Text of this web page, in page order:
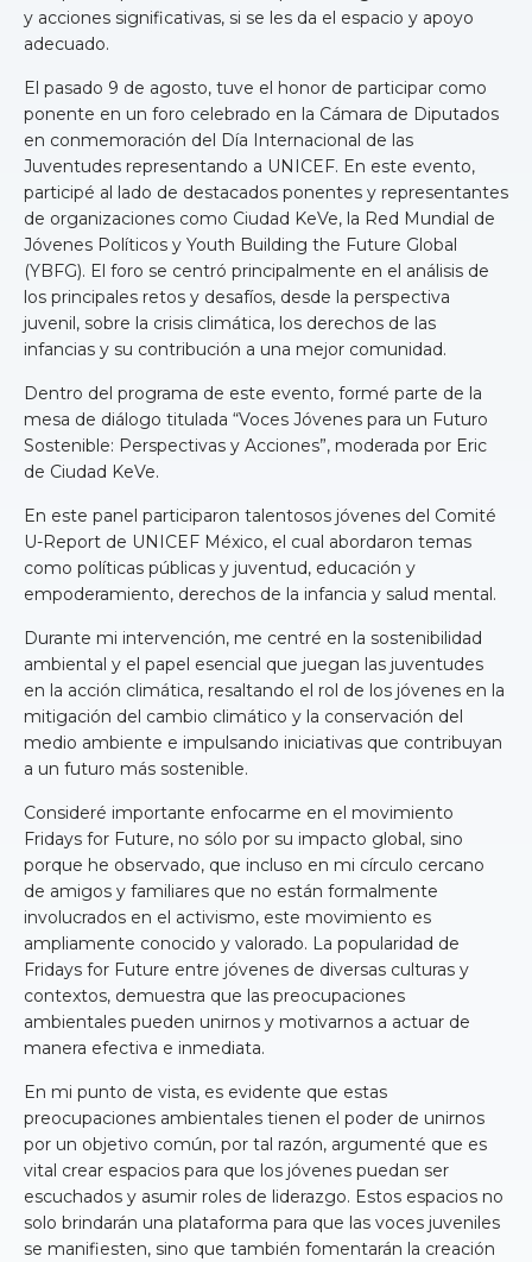
y acciones significativas, si se les da el espacio y apoyo
adecuado.
El pasado 9 de agosto, tuve el honor de participar como
ponente en un foro celebrado en la Cámara de Diputados
en conmemoración del Día Internacional de las
Juventudes representando a UNICEF. En este evento,
participé al lado de destacados ponentes y representantes
de organizaciones como Ciudad KeVe, la Red Mundial de
Jóvenes Políticos y Youth Building the Future Global
(YBFG). El foro se centró principalmente en el análisis de
los principales retos y desafíos, desde la perspectiva
juvenil, sobre la crisis climática, los derechos de las
infancias y su contribución a una mejor comunidad.
Dentro del programa de este evento, formé parte de la
mesa de diálogo titulada “Voces Jóvenes para un Futuro
Sostenible: Perspectivas y Acciones”, moderada por Eric
de Ciudad KeVe.
En este panel participaron talentosos jóvenes del Comité
U-Report de UNICEF México, el cual abordaron temas
como políticas públicas y juventud, educación y
empoderamiento, derechos de la infancia y salud mental.
Durante mi intervención, me centré en la sostenibilidad
ambiental y el papel esencial que juegan las juventudes
en la acción climática, resaltando el rol de los jóvenes en la
mitigación del cambio climático y la conservación del
medio ambiente e impulsando iniciativas que contribuyan
a un futuro más sostenible.
Consideré importante enfocarme en el movimiento
Fridays for Future, no sólo por su impacto global, sino
porque he observado, que incluso en mi círculo cercano
de amigos y familiares que no están formalmente
involucrados en el activismo, este movimiento es
ampliamente conocido y valorado. La popularidad de
Fridays for Future entre jóvenes de diversas culturas y
contextos, demuestra que las preocupaciones
ambientales pueden unirnos y motivarnos a actuar de
manera efectiva e inmediata.
En mi punto de vista, es evidente que estas
preocupaciones ambientales tienen el poder de unirnos
por un objetivo común, por tal razón, argumenté que es
vital crear espacios para que los jóvenes puedan ser
escuchados y asumir roles de liderazgo. Estos espacios no
solo brindarán una plataforma para que las voces juveniles
se manifiesten, sino que también fomentarán la creación